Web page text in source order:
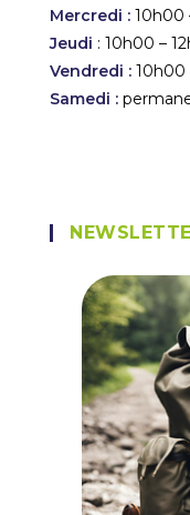
Mercredi : 10h00
Jeudi : 10h00 –
Vendredi : 10h00
Samedi :